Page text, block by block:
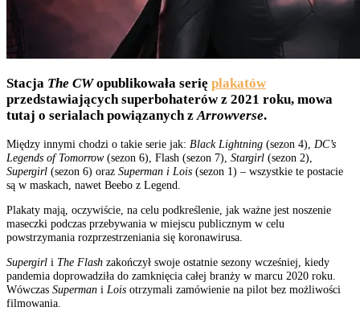
Stacja The CWopublikowała serię plakatów
przedstawiających superbohaterów z 2021 roku, mowa
tutaj o serialach powiązanych z Arrowverse.
Między innymi chodzi o takie serie jak: Black Lightning (sezon 4), DC’s
Legends of Tomorrow(sezon 6), Flash (sezon 7), Stargirl (sezon 2),
Supergirl (sezon 6) oraz Superman i Lois (sezon 1) – wszystkie te postacie
są w maskach, nawet Beebo z Legend.
Plakaty mają, oczywiście, na celu podkreślenie, jak ważne jest noszenie
maseczki podczas przebywania w miejscu publicznym w celu
powstrzymania rozprzestrzeniania się koronawirusa.
Supergirl i The Flash zakończył swoje ostatnie sezony wcześniej, kiedy
pandemia doprowadziła do zamknięcia całej branży w marcu 2020 roku.
Wówczas Superman i Lois otrzymali zamówienie na pilot bez możliwości
filmowania.